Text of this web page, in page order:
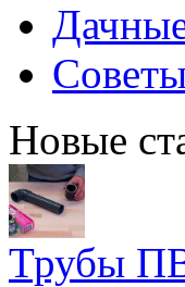
Новые
Трубы